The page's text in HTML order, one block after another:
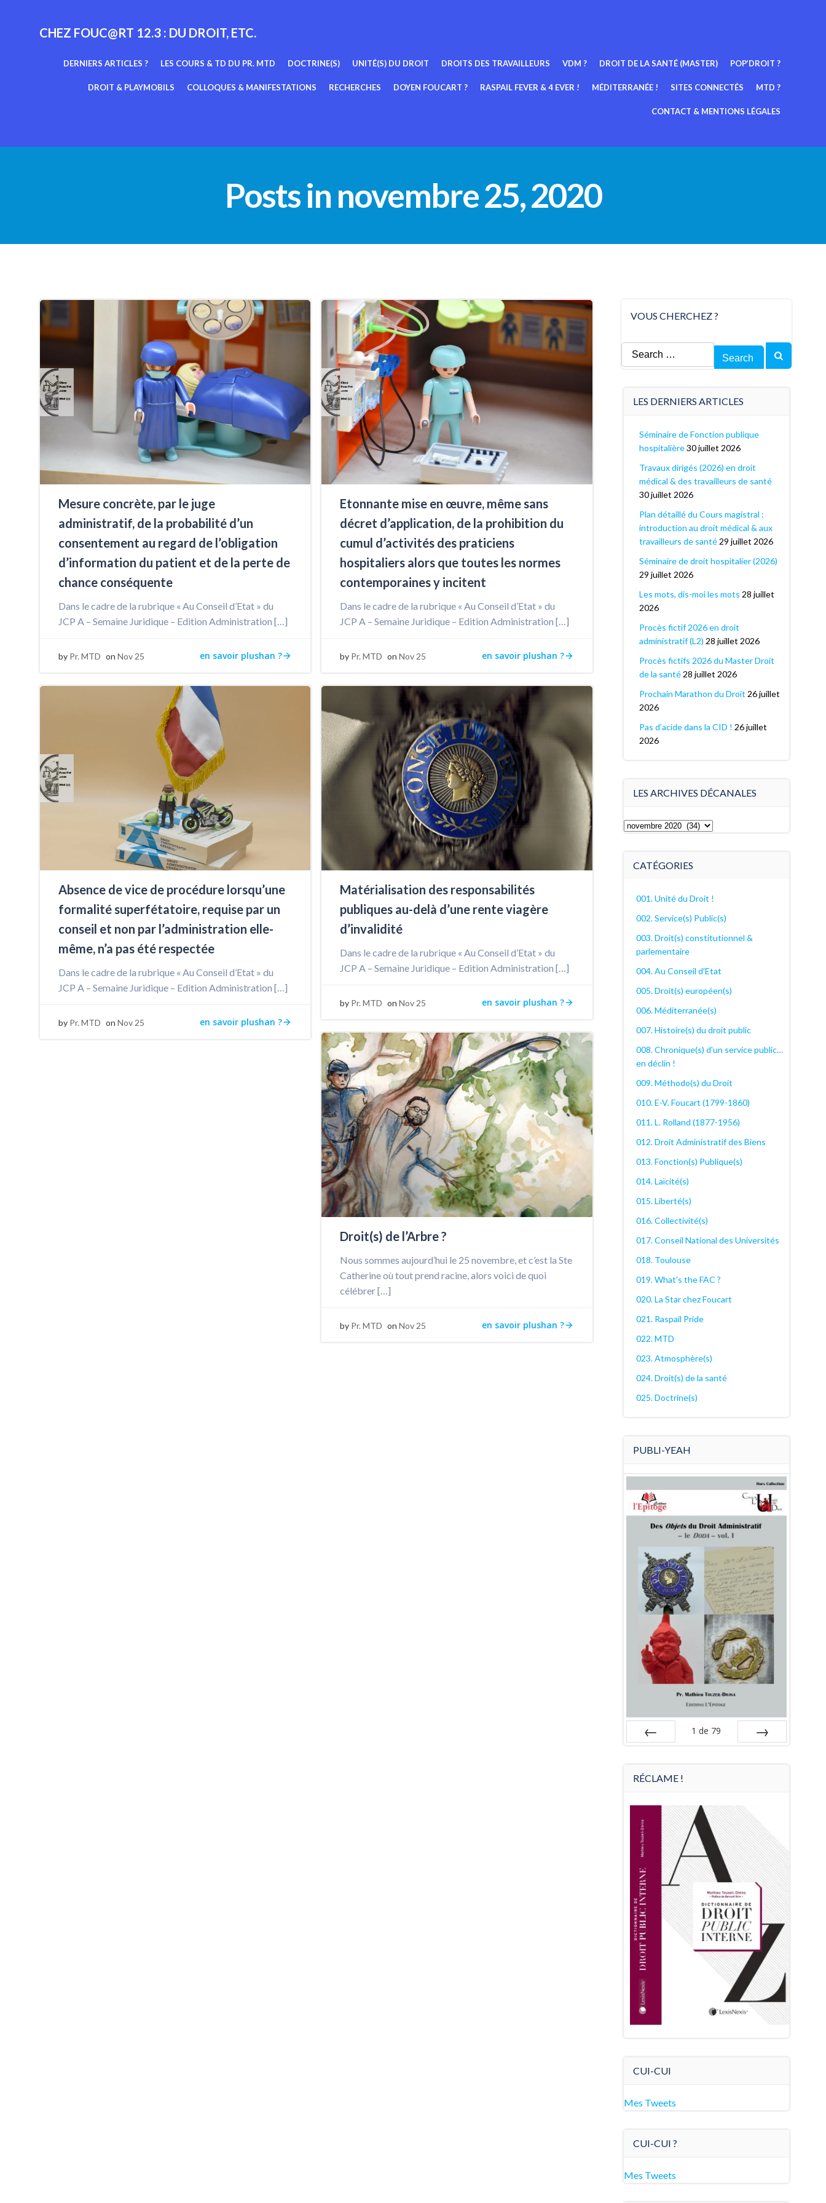
CHEZ FOUC@RT 12.3 : DU DROIT, ETC.
DERNIERS ARTICLES ? LES COURS & TD DU PR. MTD DOCTRINE(S) UNITÉ(S) DU DROIT DROITS DES TRAVAILLEURS VDM ? DROIT DE LA SANTÉ (MASTER) POP’DROIT ?
DROIT & PLAYMOBILS COLLOQUES & MANIFESTATIONS RECHERCHES DOYEN FOUCART ? RASPAIL FEVER & 4 EVER ! MÉDITERRANÉE ! SITES CONNECTÉS MTD ?
CONTACT & MENTIONS LÉGALES
Posts in novembre 25, 2020
Mesure concrète, par le juge
administratif, de la probabilité d’un
consentement au regard de l’obligation
d’information du patient et de la perte de
chance conséquente
Dans le cadre de la rubrique « Au Conseil d’Etat » du
JCP A – Semaine Juridique – Edition Administration […]
by Pr. MTD on Nov 25 en savoir plushan ?
Etonnante mise en œuvre, même sans
décret d’application, de la prohibition du
cumul d’activités des praticiens
hospitaliers alors que toutes les normes
contemporaines y incitent
Dans le cadre de la rubrique « Au Conseil d’Etat » du
JCP A – Semaine Juridique – Edition Administration […]
by Pr. MTD onNov 25 en savoir plushan ?
Absence de vice de procédure lorsqu’une
formalité superfétatoire, requise par un
conseil et non par l’administration elle-
même, n’a pas été respectée
Dans le cadre de la rubrique « Au Conseil d’Etat » du
JCP A – Semaine Juridique – Edition Administration […]
by Pr. MTD on Nov 25 en savoir plushan ?
Matérialisation des responsabilités
publiques au-delà d’une rente viagère
d’invalidité
Dans le cadre de la rubrique « Au Conseil d’Etat » du
JCP A – Semaine Juridique – Edition Administration […]
by Pr. MTD onNov 25 en savoir plushan ?
Droit(s) de l’Arbre ?
Nous sommes aujourd’hui le 25 novembre, et c’est la Ste
Catherine où tout prend racine, alors voici de quoi
célébrer […]
by Pr. MTD onNov 25 en savoir plushan ?
VOUS CHERCHEZ ?
Search
for:
LES DERNIERS ARTICLES
Séminaire de Fonction publique
hospitalière 30 juillet 2026
Travaux dirigés (2026) en droit
médical & des travailleurs de santé
30 juillet 2026
Plan détaillé du Cours magistral :
introduction au droit médical & aux
travailleurs de santé 29 juillet 2026
Séminaire de droit hospitalier (2026)
29 juillet 2026
Les mots, dis-moi les mots 28 juillet
2026
Procès fictif 2026 en droit
administratif (L2) 28 juillet 2026
Procès fictifs 2026 du Master Droit
de la santé 28 juillet 2026
Prochain Marathon du Droit 26 juillet
2026
Pas d’acide dans la CID ! 26 juillet
2026
LES ARCHIVES DÉCANALES
Les
CATÉGORIES
001. Unité du Droit !
002. Service(s) Public(s)
003. Droit(s) constitutionnel &
parlementaire
004. Au Conseil d'Etat
005. Droit(s) européen(s)
006. Méditerranée(s)
007. Histoire(s) du droit public
008. Chronique(s) d'un service public…
en déclin !
009. Méthodo(s) du Droit
010. E-V. Foucart (1799-1860)
011. L. Rolland (1877-1956)
012. Droit Administratif des Biens
013. Fonction(s) Publique(s)
014. Laïcité(s)
015. Liberté(s)
016. Collectivité(s)
017. Conseil National des Universités
018. Toulouse
019. What's the FAC ?
020. La Star chez Foucart
021. Raspail Pride
022. MTD
023. Atmosphère(s)
024. Droit(s) de la santé
025. Doctrine(s)
PUBLI-YEAH
1 de 79
RÉCLAME !
CUI-CUI
Mes Tweets
CUI-CUI ?
Mes Tweets